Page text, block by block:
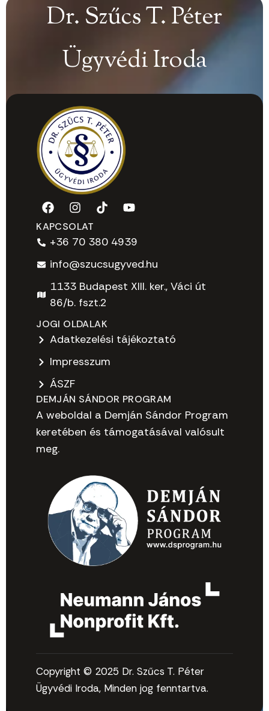
Dr. Szűcs T. Péter
Ügyvédi Iroda
KAPCSOLAT
+36 70 380 4939
info@szucsugyved.hu
1133 Budapest XIII. ker., Váci út
86/b. fszt.2
JOGI OLDALAK
Adatkezelési tájékoztató
Impresszum
ÁSZF
DEMJÁN SÁNDOR PROGRAM
A weboldal a Demján Sándor Program
keretében és támogatásával valósult
meg.
Copyright © 2025 Dr. Szűcs T. Péter
Ügyvédi Iroda, Minden jog fenntartva.